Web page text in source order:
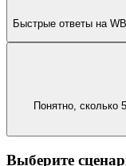
Быстрые ответы на
Понятно, сколько
Выберите